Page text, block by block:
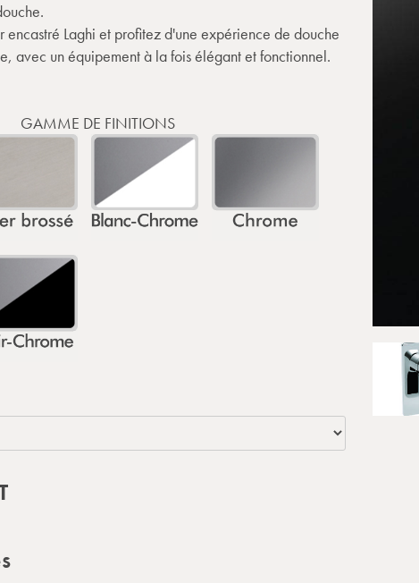
Laghi et profitez d'une expérience de douche
avec un équipement à la fois élégant et fonctionnel.
GAMME DE FINITIONS